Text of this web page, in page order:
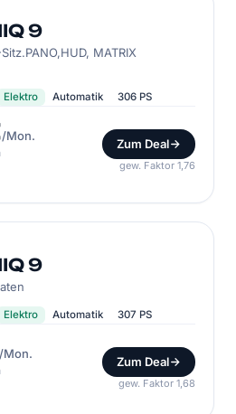
9
MATRIX
Elektro Automatik 306 PS
/Mon.
Zum Deal
gew. Faktor 1,76
9
Elektro Automatik 307 PS
/Mon.
Zum Deal
gew. Faktor 1,68